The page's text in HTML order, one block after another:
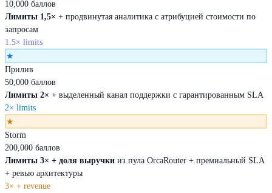
10,000 баллов
Лимиты 1,5× + продвинутая аналитика с атрибуцией стоимости по
запросам
1.5× limits
★
Прилив
50,000 баллов
Лимиты 2× + выделенный канал поддержки с гарантированным SLA
2× limits
★
Storm
200,000 баллов
Лимиты 3× + доля выручки из пула OrcaRouter + премиальный SLA
+ ревью архитектуры
3× + revenue